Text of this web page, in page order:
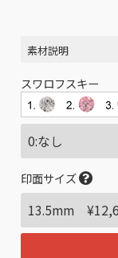
素材説明
スワロフスキー
印面サイズ